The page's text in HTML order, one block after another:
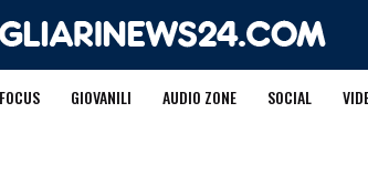
FOCUS GIOVANILI AUDIO ZONE SOCIAL